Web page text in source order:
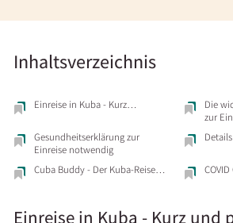
Inhaltsverzeichnis
Einreise in Kuba - Kurz…
Die
zur
Gesundheitserklärung zur
Einreise notwendig
Cuba Buddy - Der Kuba-Reise…
Einreise in Kuba - Kurz und